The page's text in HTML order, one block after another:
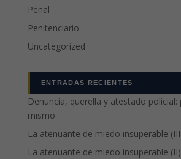
Penal
Penitenciario
Uncategorized
ENTRADAS RECIENTES
Denuncia, querella y atestado
mismo
La atenuante de miedo insuperable
La atenuante de miedo insuperable